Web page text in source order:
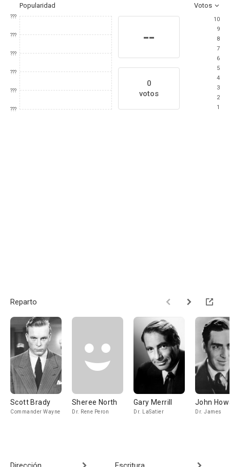
Popularidad Votos
???
???
???
???
???
???
--
0
votos
10
9
8
7
6
5
4
3
2
1
Reparto
Scott Brady
Commander Wayne
Sheree North
Dr. Rene Peron
Gary Merrill
Dr. LaSatier
John
Dr. James